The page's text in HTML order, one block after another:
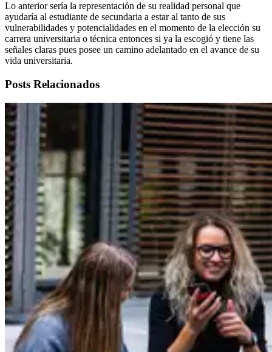
Lo anterior sería la representación de su realidad personal que
ayudaría al estudiante de secundaria a estar al tanto de sus
vulnerabilidades y potencialidades en el momento de la elección su
carrera universitaria o técnica entonces si ya la escogió y tiene las
señales claras pues posee un camino adelantado en el avance de su
vida universitaria.
Posts Relacionados